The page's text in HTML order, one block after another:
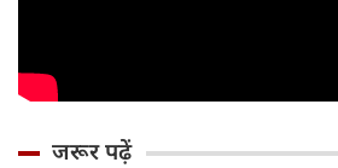
जरूर पढ़ें